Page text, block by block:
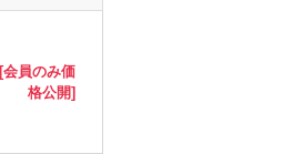
[会員のみ価
格公開]